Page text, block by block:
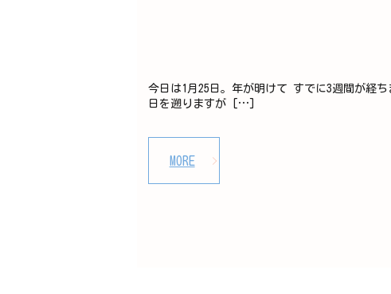
今日は1月25日。年が明けて すでに3週間が経
日を遡りますが […]
MORE